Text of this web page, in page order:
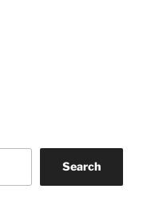
Search